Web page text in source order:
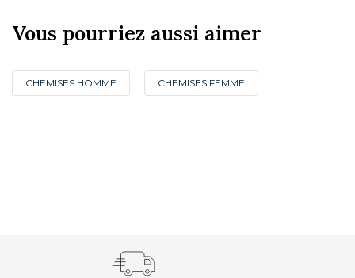
Vous pourriez aussi aimer
CHEMISES HOMME CHEMISES FEMME